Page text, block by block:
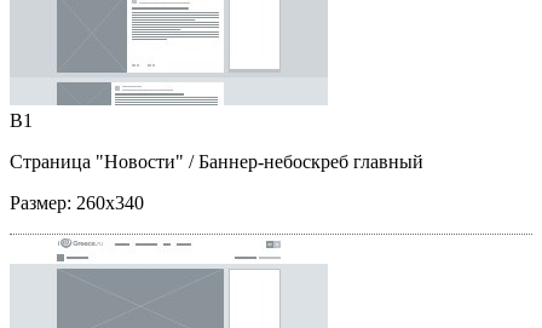
B1
Страница "Новости" / Баннер-небоскреб главный
Размер: 260x340